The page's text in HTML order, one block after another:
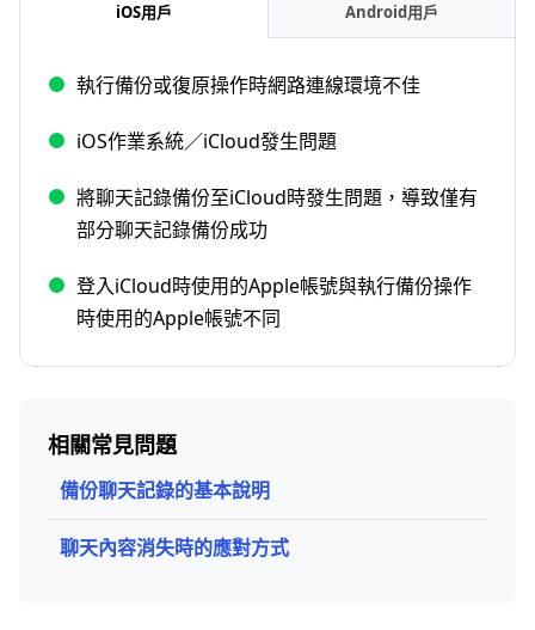
iOS用戶 Android用戶
執行備份或復原操作時網路連線環境不佳
iOS作業系統／iCloud發生問題
將聊天記錄備份至iCloud時發生問題，導致僅有
部分聊天記錄備份成功
登入iCloud時使用的Apple帳號與執行備份操作
時使用的Apple帳號不同
相關常見問題
備份聊天記錄的基本說明
聊天內容消失時的應對方式